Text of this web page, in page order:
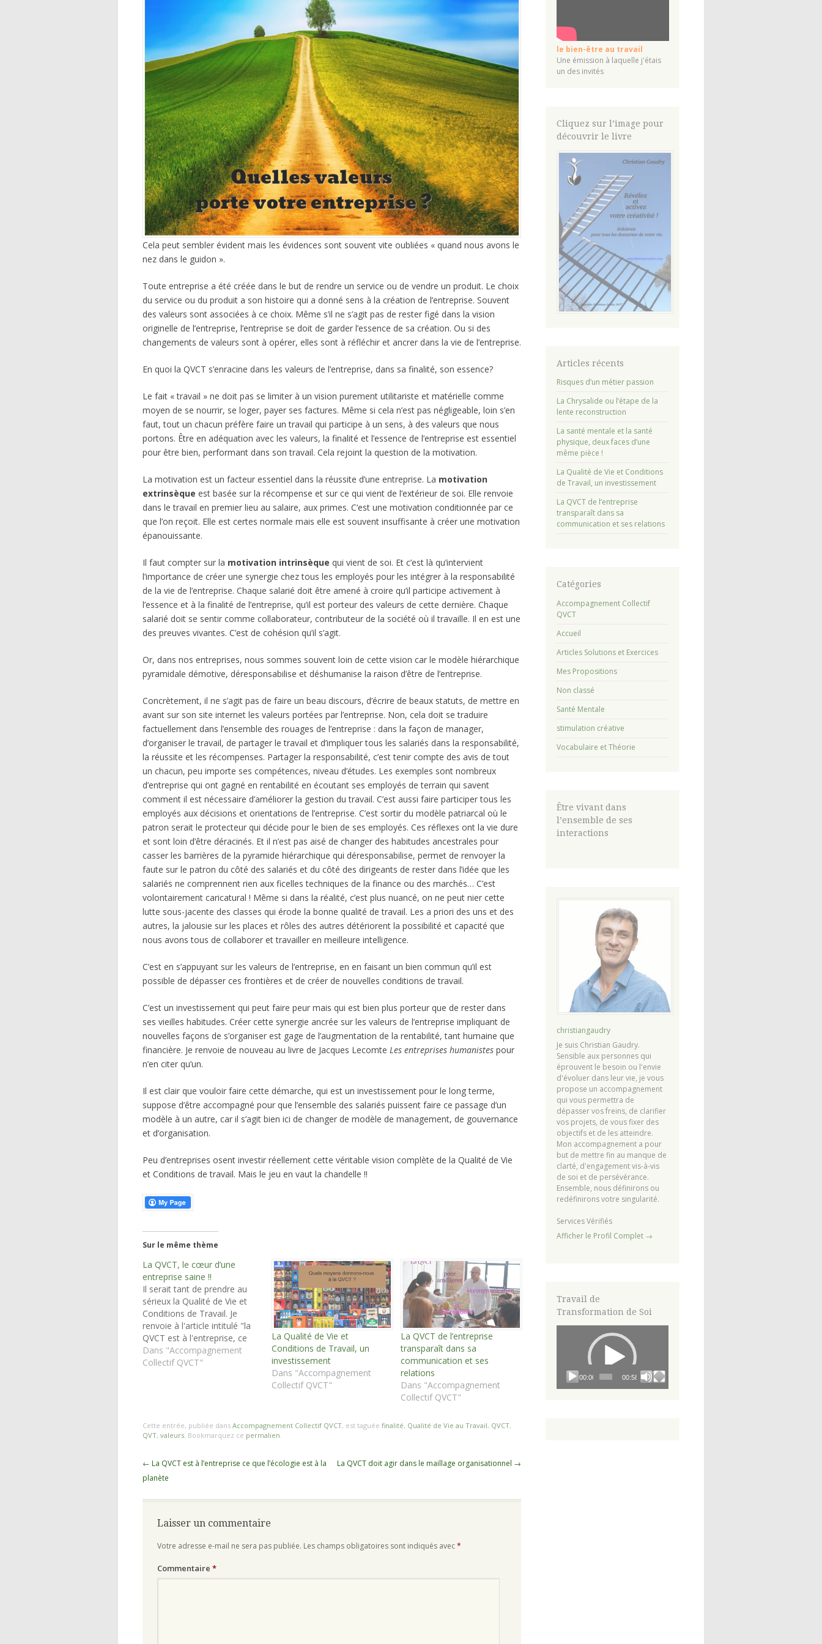
Cela peut sembler évident mais les évidences sont souvent vite oubliées « quand nous avons le
nez dans le guidon ».
Toute entreprise a été créée dans le but de rendre un service ou de vendre un produit. Le choix
du service ou du produit a son histoire qui a donné sens à la création de l’entreprise. Souvent
des valeurs sont associées à ce choix. Même s’il ne s’agit pas de rester figé dans la vision
originelle de l’entreprise, l’entreprise se doit de garder l’essence de sa création. Ou si des
changements de valeurs sont à opérer, elles sont à réfléchir et ancrer dans la vie de l’entreprise.
En quoi la QVCT s’enracine dans les valeurs de l’entreprise, dans sa finalité, son essence?
Le fait « travail » ne doit pas se limiter à un vision purement utilitariste et matérielle comme
moyen de se nourrir, se loger, payer ses factures. Même si cela n’est pas négligeable, loin s’en
faut, tout un chacun préfère faire un travail qui participe à un sens, à des valeurs que nous
portons. Être en adéquation avec les valeurs, la finalité et l’essence de l’entreprise est essentiel
pour être bien, performant dans son travail. Cela rejoint la question de la motivation.
La motivation est un facteur essentiel dans la réussite d’une entreprise. La motivation
extrinsèque est basée sur la récompense et sur ce qui vient de l’extérieur de soi. Elle renvoie
dans le travail en premier lieu au salaire, aux primes. C’est une motivation conditionnée par ce
que l’on reçoit. Elle est certes normale mais elle est souvent insuffisante à créer une motivation
épanouissante.
Il faut compter sur la motivation intrinsèque qui vient de soi. Et c’est là qu’intervient
l’importance de créer une synergie chez tous les employés pour les intégrer à la responsabilité
de la vie de l’entreprise. Chaque salarié doit être amené à croire qu’il participe activement à
l’essence et à la finalité de l’entreprise, qu’il est porteur des valeurs de cette dernière. Chaque
salarié doit se sentir comme collaborateur, contributeur de la société où il travaille. Il en est une
des preuves vivantes. C’est de cohésion qu’il s’agit.
Or, dans nos entreprises, nous sommes souvent loin de cette vision car le modèle hiérarchique
pyramidale démotive, déresponsabilise et déshumanise la raison d’être de l’entreprise.
Concrètement, il ne s’agit pas de faire un beau discours, d’écrire de beaux statuts, de mettre en
avant sur son site internet les valeurs portées par l’entreprise. Non, cela doit se traduire
factuellement dans l’ensemble des rouages de l’entreprise : dans la façon de manager,
d’organiser le travail, de partager le travail et d’impliquer tous les salariés dans la responsabilité,
la réussite et les récompenses. Partager la responsabilité, c’est tenir compte des avis de tout
un chacun, peu importe ses compétences, niveau d’études. Les exemples sont nombreux
d’entreprise qui ont gagné en rentabilité en écoutant ses employés de terrain qui savent
comment il est nécessaire d’améliorer la gestion du travail. C’est aussi faire participer tous les
employés aux décisions et orientations de l’entreprise. C’est sortir du modèle patriarcal où le
patron serait le protecteur qui décide pour le bien de ses employés. Ces réflexes ont la vie dure
et sont loin d’être déracinés. Et il n’est pas aisé de changer des habitudes ancestrales pour
casser les barrières de la pyramide hiérarchique qui déresponsabilise, permet de renvoyer la
faute sur le patron du côté des salariés et du côté des dirigeants de rester dans l’idée que les
salariés ne comprennent rien aux ficelles techniques de la finance ou des marchés… C’est
volontairement caricatural ! Même si dans la réalité, c’est plus nuancé, on ne peut nier cette
lutte sous-jacente des classes qui érode la bonne qualité de travail. Les a priori des uns et des
autres, la jalousie sur les places et rôles des autres détériorent la possibilité et capacité que
nous avons tous de collaborer et travailler en meilleure intelligence.
C’est en s’appuyant sur les valeurs de l’entreprise, en en faisant un bien commun qu’il est
possible de dépasser ces frontières et de créer de nouvelles conditions de travail.
C’est un investissement qui peut faire peur mais qui est bien plus porteur que de rester dans
ses vieilles habitudes. Créer cette synergie ancrée sur les valeurs de l’entreprise impliquant de
nouvelles façons de s’organiser est gage de l’augmentation de la rentabilité, tant humaine que
financière. Je renvoie de nouveau au livre de Jacques Lecomte Les entreprises humanistes pour
n’en citer qu’un.
Il est clair que vouloir faire cette démarche, qui est un investissement pour le long terme,
suppose d’être accompagné pour que l’ensemble des salariés puissent faire ce passage d’un
modèle à un autre, car il s’agit bien ici de changer de modèle de management, de gouvernance
et d’organisation.
Peu d’entreprises osent investir réellement cette véritable vision complète de la Qualité de Vie
et Conditions de travail. Mais le jeu en vaut la chandelle !!
Sur le même thème
La QVCT, le cœur d’une
entreprise saine !!
Il serait tant de prendre au
sérieux la Qualité de Vie et
Conditions de Travail. Je
renvoie à l'article intitulé "la
QVCT est à l'entreprise, ce
que l'écologie est au
monde." La QVCT est
Dans "Accompagnement
Collectif QVCT"
La Qualité de Vie et
Conditions de Travail, un
investissement
Dans "Accompagnement
Collectif QVCT"
La QVCT de l’entreprise
transparaît dans sa
communication et ses
relations
Dans "Accompagnement
Collectif QVCT"
Cette entrée, publiée dans Accompagnement Collectif QVCT, est taguée finalité, Qualité de Vie au Travail, QVCT,
QVT, valeurs. Bookmarquez ce permalien.
Navigation
des
← La QVCT est à l’entreprise ce que l’écologie est à la
planète
La QVCT doit agir dans le maillage organisationnel →
Laisser un commentaire
Votre adresse e-mail ne sera pas publiée. Les champs obligatoires sont indiqués avec*
Commentaire *
le bien-être au travail
Une émission à laquelle j'étais
un des invités
Cliquez sur l’image pour
découvrir le livre
Articles récents
Risques d’un métier passion
La Chrysalide ou l’étape de la
lente reconstruction
La santé mentale et la santé
physique, deux faces d’une
même pièce !
La Qualité de Vie et Conditions
de Travail, un investissement
La QVCT de l’entreprise
transparaît dans sa
communication et ses relations
Catégories
Accompagnement Collectif
QVCT
Accueil
Articles Solutions et Exercices
Mes Propositions
Non classé
Santé Mentale
stimulation créative
Vocabulaire et Théorie
Être vivant dans
l’ensemble de ses
interactions
christiangaudry
Je suis Christian Gaudry.
Sensible aux personnes qui
éprouvent le besoin ou l'envie
d'évoluer dans leur vie, je vous
propose un accompagnement
qui vous permettra de
dépasser vos freins, de clarifier
vos projets, de vous fixer des
objectifs et de les atteindre.
Mon accompagnement a pour
but de mettre fin au manque de
clarté, d'engagement vis-à-vis
de soi et de persévérance.
Ensemble, nous définirons ou
redéfinirons votre singularité.
Services Vérifiés
Afficher le Profil Complet →
Travail de
Transformation de Soi
00:00 00:58